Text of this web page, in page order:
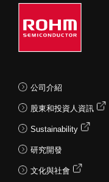
公司介紹
股東和投資人資訊
Sustainability
研究開發
文化與社會